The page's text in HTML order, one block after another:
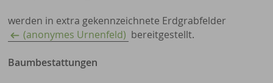
werden in extra gekennzeichnete Erdgrabfelder
(anonymes Urnenfeld) bereitgestellt.
Baumbestattungen